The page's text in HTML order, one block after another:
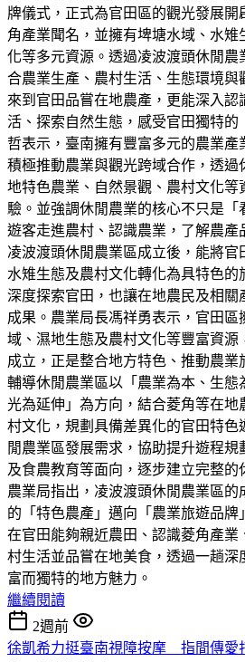
牌儀式，正式為官田區的觀光發展
角產業聞名，並擁有埤塘水域、水
化等多元資源。透過凌波渡頭休閒農
合農業生產、農村生活、生態環境與
來到官田品嘗在地農產，更能深入認
活、探索自然生態，感受官田獨特的
哲表示，臺南擁有豐富多元的農業
積極推動農業與觀光跨域合作，透過
地特色農業、自然景觀、農村文化等
驗。並強調休閒農業的核心不只是
遊客走進農村、認識農業，了解農產
凌波渡頭休閒農業區成立後，能將官
水雉生態及農村文化轉化為具特色
深度探索官田，也讓在地農民及相關
成果。農業局長馮祥勇表示，官田區
域、濕地生態及農村文化等豐富資源
成立，正是整合地方特色、推動農
輔導休閒農業區以「農業為本、生態
光為延伸」為方向，結合菱角等在地
村文化，規劃具備差異化的官田特色
閒農業區發展需求，協助提升遊程
及食農教育等面向，逐步建立完整的
農業局指出，凌波渡頭休閒農業區
的「特色農產」邁向「農業旅遊品
在官田能夠親近農田、認識菱角產業
村生活並品嘗在地美食，透過一趟深
富而獨特的地方魅力。
繼續閱讀
2週前
徐凱希力挺臺南視障按摩 指間傳愛